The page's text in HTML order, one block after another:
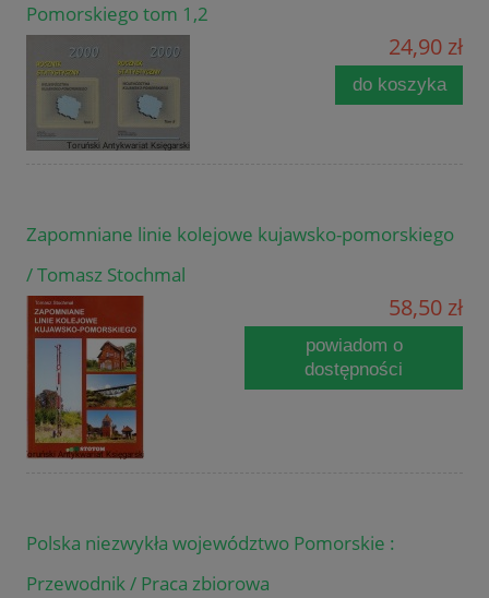
Pomorskiego tom 1,2
24,90 zł
do koszyka
Zapomniane linie kolejowe kujawsko-pomorskiego
/ Tomasz Stochmal
58,50 zł
powiadom o
dostępności
Polska niezwykła województwo Pomorskie :
Przewodnik / Praca zbiorowa